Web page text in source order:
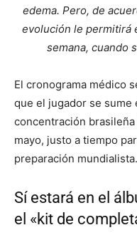
edema. Pero, de
evolución le permitirá
semana, cuando
El cronograma médico
que el jugador se sume
concentración
mayo, justo a tiempo
preparación mundialista.
Sí estará en el
el «kit de